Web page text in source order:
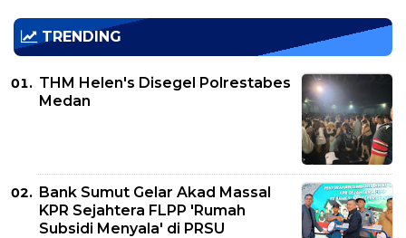
TRENDING
THM Helen's Disegel Polrestabes
Medan
Bank Sumut Gelar Akad Massal
KPR Sejahtera FLPP 'Rumah
Subsidi Menyala' di PRSU